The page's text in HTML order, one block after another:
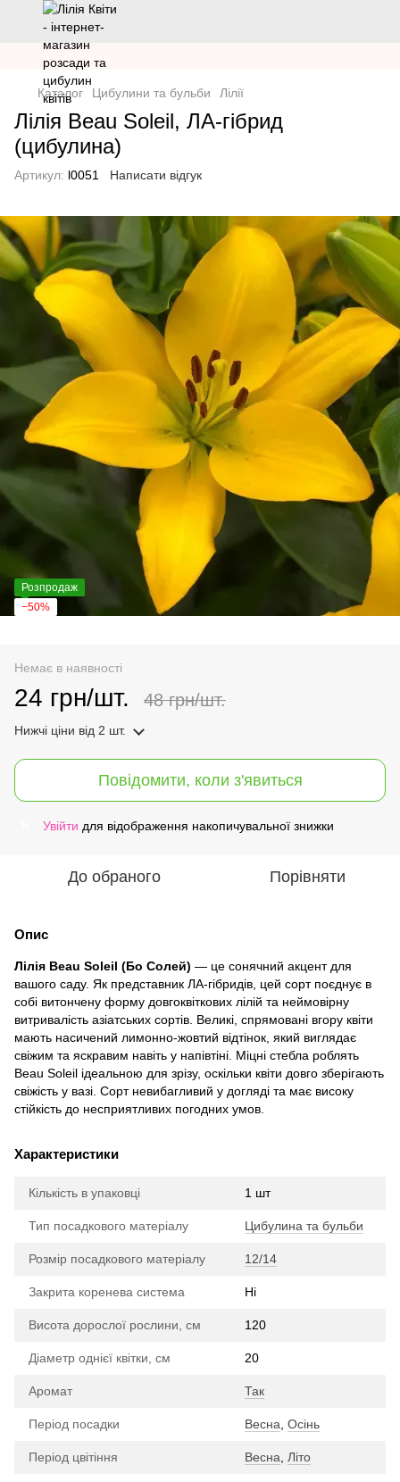
Каталог Цибулини та бульби Лілії
Лілія Beau Soleil, ЛА-гібрид
(цибулина)
Артикул: l0051 Написати відгук
Розпродаж
−50%
Немає в наявності
24 грн/шт. 48 грн/шт.
Нижчі ціни від 2 шт.
Повідомити, коли з'явиться
Увійти для відображення накопичувальної знижки
До обраного Порівняти
Опис
Лілія Beau Soleil (Бо Солей) — це сонячний акцент для
вашого саду. Як представник ЛА-гібридів, цей сорт поєднує в
собі витончену форму довгоквіткових лілій та неймовірну
витривалість азіатських сортів. Великі, спрямовані вгору квіти
мають насичений лимонно-жовтий відтінок, який виглядає
свіжим та яскравим навіть у напівтіні. Міцні стебла роблять
Beau Soleil ідеальною для зрізу, оскільки квіти довго зберігають
свіжість у вазі. Сорт невибагливий у догляді та має високу
стійкість до несприятливих погодних умов.
Характеристики
Кількість в упаковці 1 шт
Тип посадкового матеріалу Цибулина та бульби
Розмір посадкового матеріалу 12/14
Закрита коренева система Ні
Висота дорослої рослини, см 120
Діаметр однієї квітки, см 20
Аромат Так
Період посадки Весна Осінь
Період цвітіння Весна Літо